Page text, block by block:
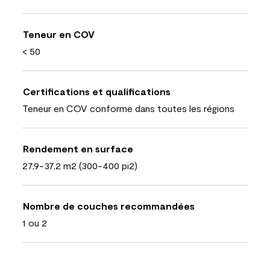
Teneur en COV
< 50
Certifications et qualifications
Teneur en COV conforme dans toutes les régions
Rendement en surface
27,9-37,2 m2 (300-400 pi2)
Nombre de couches recommandées
1 ou 2